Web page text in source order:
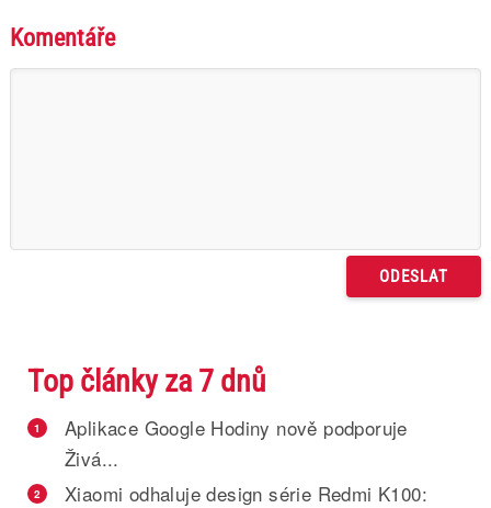
Komentáře
Top články za 7 dnů
1
Aplikace Google Hodiny nově podporuje
Živá...
2
Xiaomi odhaluje design série Redmi K100: